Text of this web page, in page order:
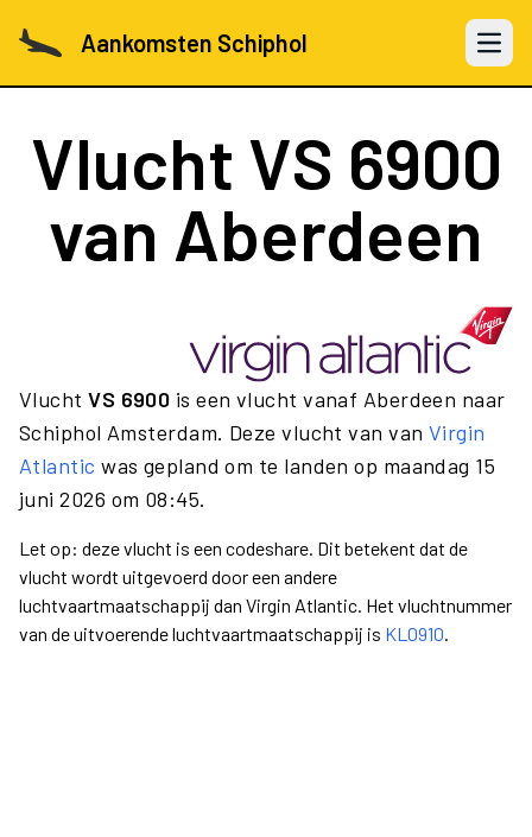
Aankomsten Schiphol Open
Vlucht VS 6900
van Aberdeen
VluchtVS 6900 is een vlucht vanaf Aberdeen naar
Schiphol Amsterdam. Deze vlucht van vanVirgin
Atlantic was gepland om te landen op maandag 15
juni 2026 om 08:45.
Let op: deze vlucht is een codeshare. Dit betekent dat de
vlucht wordt uitgevoerd door een andere
luchtvaartmaatschappij dan Virgin Atlantic. Het vluchtnummer
van de uitvoerende luchtvaartmaatschappij is KL0910.